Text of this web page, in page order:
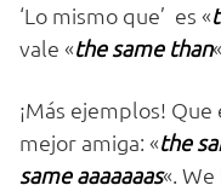
‘Lo mismo que’ es «
vale «the same than
¡Más ejemplos!
mejor amiga: «the
same aaaaaaas«. We